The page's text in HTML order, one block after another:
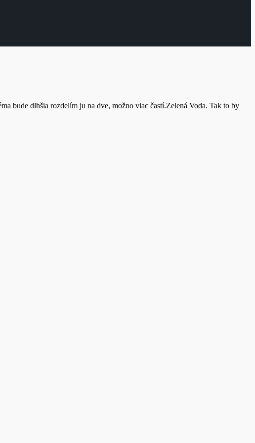
bude dlhšia rozdelím ju na dve, možno viac častí.Zelená Voda. Tak to by